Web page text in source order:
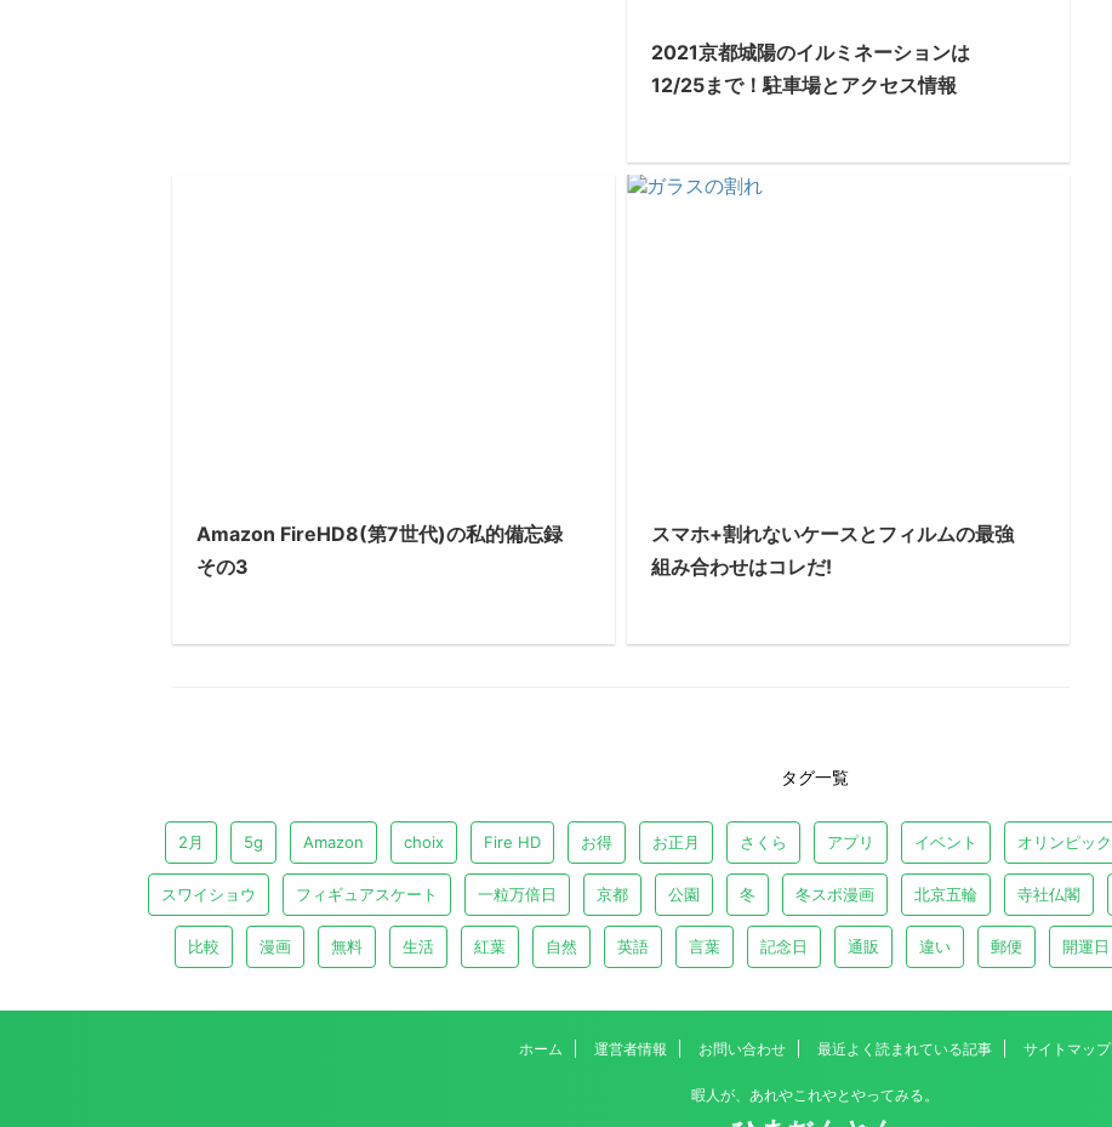
2021京都城陽のイルミネーションは
12/25まで！駐車場とアクセス情報
Amazon FireHD8(第7世代)の私的備忘録
その3
スマホ+割れないケースとフィルムの最強
組み合わせはコレだ!
タグ一覧
2月 5g Amazon choix Fire HD お得 お正月 さくら アプリ イベント オリンピック
スワイショウ フィギュアスケート 一粒万倍日 京都 公園 冬 冬スポ漫画 北京五輪 寺社仏閣
比較 漫画 無料 生活 紅葉 自然 英語 言葉 記念日 通販 違い 郵便 開運日
ホーム 運営者情報 お問い合わせ 最近よく読まれている記事 サイトマップ
暇人が、あれやこれやとやってみる。